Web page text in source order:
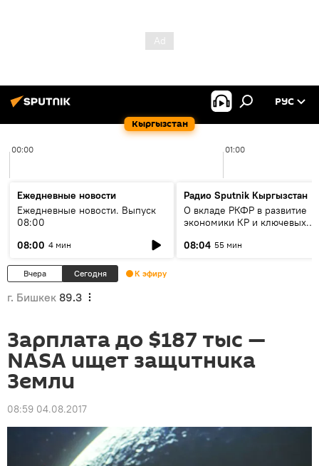
Кыргызстан
РУС
00:00 01:00
Ежедневные новости
Ежедневные новости. Выпуск
08:00
08:00 4 мин
Радио Sputnik Кыргызстан
О вкладе РКФР в развитие
экономики КР и ключевых
08:04 55 мин
Вчера Сегодня К эфиру
г. Бишкек 89.3
Зарплата до $187 тыс —
NASA ищет защитника
Земли
08:59 04.08.2017